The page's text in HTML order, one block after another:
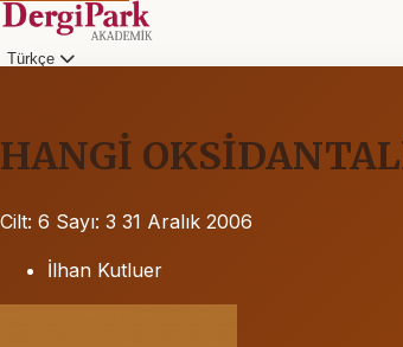
Türkçe
HANGİ
Cilt: 6 Sayı: 3 31 Aralık 2006
İlhan Kutluer